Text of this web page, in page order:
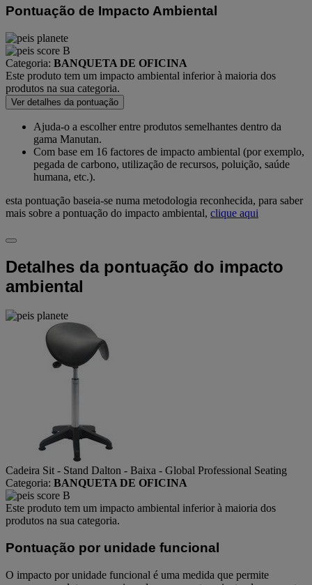
Pontuação de Impacto Ambiental
Categoria: BANQUETA DE OFICINA
Este produto tem um impacto ambiental inferior à maioria dos
produtos na sua categoria.
Ver detalhes da pontuação
Ajuda-o a escolher entre produtos semelhantes dentro da
gama Manutan.
Com base em 16 factores de impacto ambiental (por exemplo,
pegada de carbono, utilização de recursos, poluição, saúde
humana, etc.).
esta pontuação baseia-se numa metodologia reconhecida, para saber
mais sobre a pontuação do impacto ambiental, clique aqui
Detalhes da pontuação do impacto
ambiental
Cadeira Sit - Stand Dalton - Baixa - Global Professional Seating
Categoria: BANQUETA DE OFICINA
Este produto tem um impacto ambiental inferior à maioria dos
produtos na sua categoria.
Pontuação por unidade funcional
O impacto por unidade funcional é uma medida que permite